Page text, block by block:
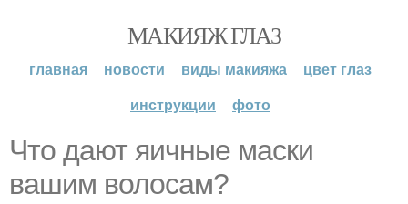
МАКИЯЖ ГЛАЗ
главная новости виды макияжа
цвет глаз
инструкции
фото
Что дают яичные маски
вашим волосам?